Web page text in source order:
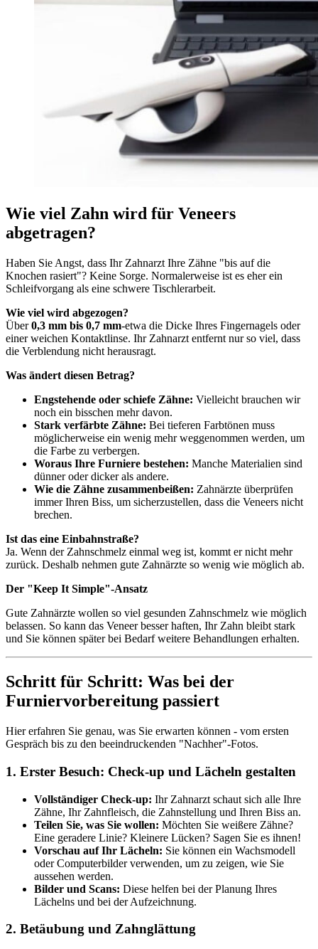
Wie viel Zahn wird für Veneers
abgetragen?
Haben Sie Angst, dass Ihr Zahnarzt Ihre Zähne "bis auf die
Knochen rasiert"? Keine Sorge. Normalerweise ist es eher ein
Schleifvorgang als eine schwere Tischlerarbeit.
Wie viel wird abgezogen?
Über0,3 mm bis 0,7 mm-etwa die Dicke Ihres Fingernagels oder
einer weichen Kontaktlinse. Ihr Zahnarzt entfernt nur so viel, dass
die Verblendung nicht herausragt.
Was ändert diesen Betrag?
Engstehende oder schiefe Zähne: Vielleicht brauchen wir
noch ein bisschen mehr davon.
Stark verfärbte Zähne: Bei tieferen Farbtönen muss
möglicherweise ein wenig mehr weggenommen werden, um
die Farbe zu verbergen.
Woraus Ihre Furniere bestehen: Manche Materialien sind
dünner oder dicker als andere.
Wie die Zähne zusammenbeißen: Zahnärzte überprüfen
immer Ihren Biss, um sicherzustellen, dass die Veneers nicht
brechen.
Ist das eine Einbahnstraße?
Ja. Wenn der Zahnschmelz einmal weg ist, kommt er nicht mehr
zurück. Deshalb nehmen gute Zahnärzte so wenig wie möglich ab.
Der "Keep It Simple"-Ansatz
Gute Zahnärzte wollen so viel gesunden Zahnschmelz wie möglich
belassen. So kann das Veneer besser haften, Ihr Zahn bleibt stark
und Sie können später bei Bedarf weitere Behandlungen erhalten.
Schritt für Schritt: Was bei der
Furniervorbereitung passiert
Hier erfahren Sie genau, was Sie erwarten können - vom ersten
Gespräch bis zu den beeindruckenden "Nachher"-Fotos.
1. Erster Besuch: Check-up und Lächeln gestalten
Vollständiger Check-up: Ihr Zahnarzt schaut sich alle Ihre
Zähne, Ihr Zahnfleisch, die Zahnstellung und Ihren Biss an.
Teilen Sie, was Sie wollen: Möchten Sie weißere Zähne?
Eine geradere Linie? Kleinere Lücken? Sagen Sie es ihnen!
Vorschau auf Ihr Lächeln: Sie können ein Wachsmodell
oder Computerbilder verwenden, um zu zeigen, wie Sie
aussehen werden.
Bilder und Scans: Diese helfen bei der Planung Ihres
Lächelns und bei der Aufzeichnung.
2. Betäubung und Zahnglättung